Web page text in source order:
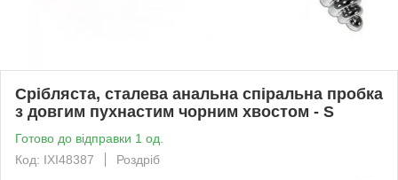
Срібляста, сталева анальна спіральна пробка
з довгим пухнастим чорним хвостом - S
Готово до відправки 1 од.
Код: IXI48387
Роздріб